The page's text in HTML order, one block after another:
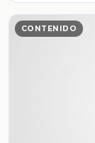
CONTENIDO